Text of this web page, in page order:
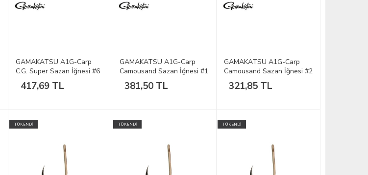
GAMAKATSU A1G-Carp
C.G. Super Sazan İğnesi #6
1/10
417,69 TL
GAMAKATSU A1G-Carp
Camousand Sazan İğnesi #1
1/10
381,50 TL
GAMAKATSU A1G-Carp
Camousand Sazan İğnesi #2
1/10
321,85 TL
TÜKENDİ TÜKENDİ TÜKENDİ